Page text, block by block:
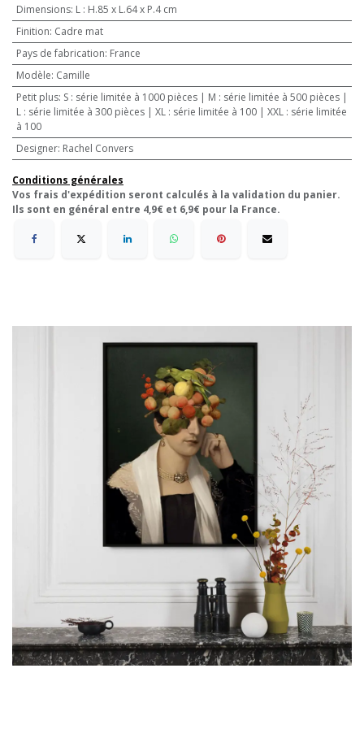
Dimensions: L : H.85 x L.64 x P.4 cm
Finition: Cadre mat
Pays de fabrication: France
Modèle: Camille
Petit plus: S : série limitée à 1000 pièces | M : série limitée à 500 pièces |
L : série limitée à 300 pièces | XL : série limitée à 100 | XXL : série limitée
à 100
Designer: Rachel Convers
Conditions générales
Vos frais d'expédition seront calculés à la validation du panier.
Ils sont en général entre 4,9€ et 6,9€ pour la France.